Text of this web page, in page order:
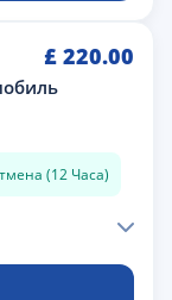
£ 220.00
(12 Часа)